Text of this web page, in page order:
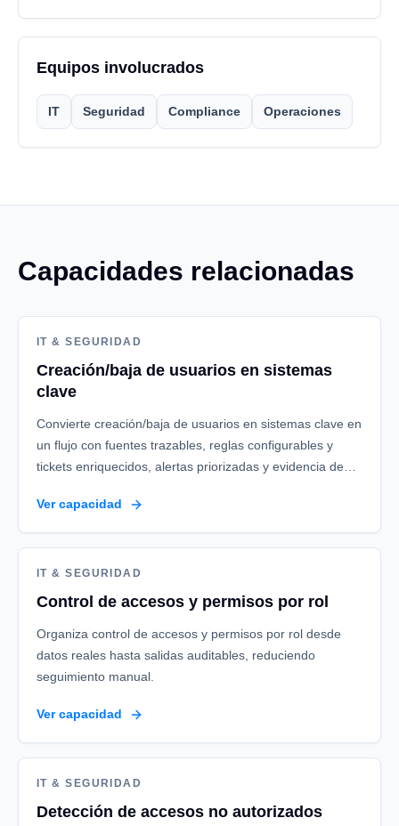
Equipos involucrados
IT Seguridad Compliance Operaciones
Capacidades relacionadas
IT & SEGURIDAD
Creación/baja de usuarios en sistemas
clave
Convierte creación/baja de usuarios en sistemas clave en
un flujo con fuentes trazables, reglas configurables y
tickets enriquecidos, alertas priorizadas y evidencia de
Ver capacidad
IT & SEGURIDAD
Control de accesos y permisos por rol
Organiza control de accesos y permisos por rol desde
datos reales hasta salidas auditables, reduciendo
seguimiento manual.
Ver capacidad
IT & SEGURIDAD
Detección de accesos no autorizados